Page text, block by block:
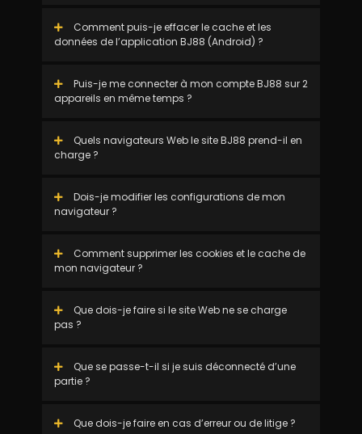
Comment puis-je effacer le cache et les
données de l’application BJ88 (Android) ?
Puis-je me connecter à mon compte BJ88 sur 2
appareils en même temps ?
Quels navigateurs Web le site BJ88 prend-il en
charge ?
Dois-je modifier les configurations de mon
navigateur ?
Comment supprimer les cookies et le cache de
mon navigateur ?
Que dois-je faire si le site Web ne se charge
pas ?
Que se passe-t-il si je suis déconnecté d’une
partie ?
Que dois-je faire en cas d’erreur ou de litige ?